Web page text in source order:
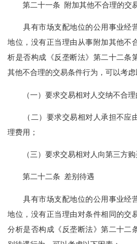
第二十一条 附加其他不合理的交
具有市场支配地位的公用事业经
地位，没有正当理由从事附加其他不
析是否构成《反垄断法》第二十二条
其他不合理的交易条件行为，可以考虑
（一）要求交易相对人交纳不合理
（二）要求交易相对人承担不应
理费用；
（三）要求交易相对人向第三方购
第二十二条 差别待遇
具有市场支配地位的公用事业经
地位，没有正当理由对条件相同的交
分析是否构成《反垄断法》第二十二